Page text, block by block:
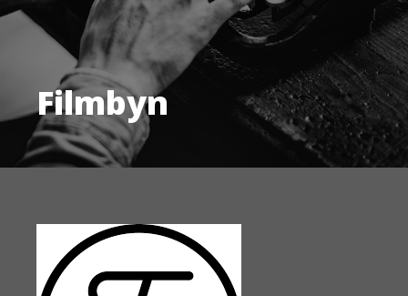
Filmbyn